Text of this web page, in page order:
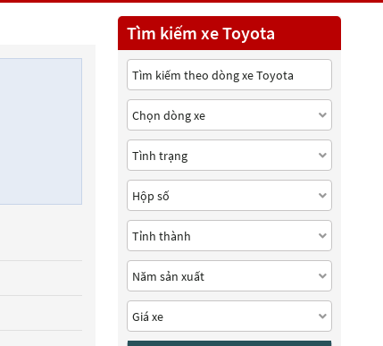
Tìm kiếm xe Toyota